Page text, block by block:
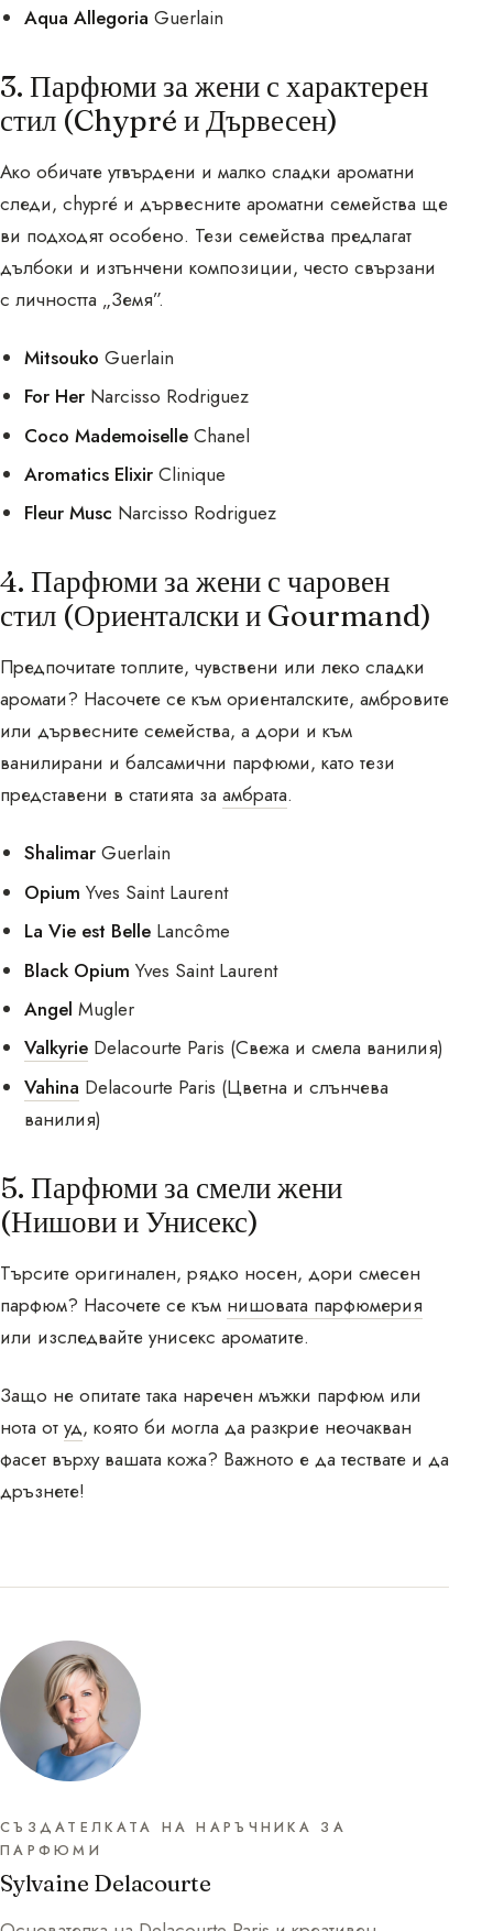
Aqua Allegoria Guerlain
3. Парфюми за жени с характерен
стил (Chypré и Дървесен)
Ако обичате утвърдени и малко сладки ароматни
следи, chypré и дървесните ароматни семейства ще
ви подходят особено. Тези семейства предлагат
дълбоки и изтънчени композиции, често свързани
с личността „Земя”.
Mitsouko Guerlain
For Her Narcisso Rodriguez
Coco Mademoiselle Chanel
Aromatics Elixir Clinique
Fleur Musc Narcisso Rodriguez
4. Парфюми за жени с чаровен
стил (Ориенталски и Gourmand)
Предпочитате топлите, чувствени или леко сладки
аромати? Насочете се към ориенталските, амбровите
или дървесните семейства, а дори и към
ванилирани и балсамични парфюми, като тези
представени в статията за амбрата.
Shalimar Guerlain
Opium Yves Saint Laurent
La Vie est Belle Lancôme
Black Opium Yves Saint Laurent
Angel Mugler
Valkyrie Delacourte Paris (Свежа и смела ванилия)
Vahina Delacourte Paris (Цветна и слънчева
ванилия)
5. Парфюми за смели жени
(Нишови и Унисекс)
Търсите оригинален, рядко носен, дори смесен
парфюм? Насочете се към нишовата парфюмерия
или изследвайте унисекс ароматите.
Защо не опитате така наречен мъжки парфюм или
нота от уд, която би могла да разкрие неочакван
фасет върху вашата кожа? Важното е да тествате и да
дръзнете!
СЪЗДАТЕЛКАТА НА НАРЪЧНИКА ЗА
ПАРФЮМИ
Sylvaine Delacourte